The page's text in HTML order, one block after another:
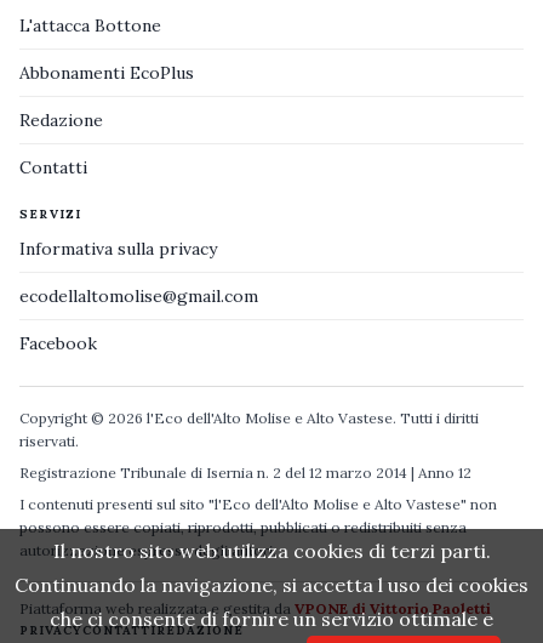
L'attacca Bottone
Abbonamenti EcoPlus
Redazione
Contatti
SERVIZI
Informativa sulla privacy
ecodellaltomolise@gmail.com
Facebook
Copyright © 2026 l'Eco dell'Alto Molise e Alto Vastese. Tutti i diritti
riservati.
Registrazione Tribunale di Isernia n. 2 del 12 marzo 2014 | Anno 12
I contenuti presenti sul sito "l'Eco dell'Alto Molise e Alto Vastese" non
possono essere copiati, riprodotti, pubblicati o redistribuiti senza
autorizzazione espressa degli autori.
Piattaforma web realizzata e gestita da VPONE di Vittorio Paoletti
PRIVACYCONTATTIREDAZIONE
Il nostro sito web utilizza cookies di terzi parti.
Continuando la navigazione, si accetta l uso dei cookies
che ci consente di fornire un servizio ottimale e